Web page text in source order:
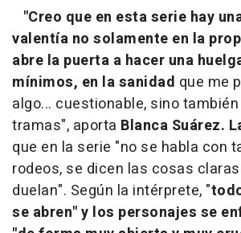
"Creo que en esta serie hay
valentía no solamente en la
abre la puerta a hacer una
mínimos, en la sanidad que me
algo... cuestionable, sino
tramas", aporta Blanca Suárez.
que en la serie "no se habla con
rodeos, se dicen las cosas
duelan". Según la intérprete, "
se abren" y los personajes se